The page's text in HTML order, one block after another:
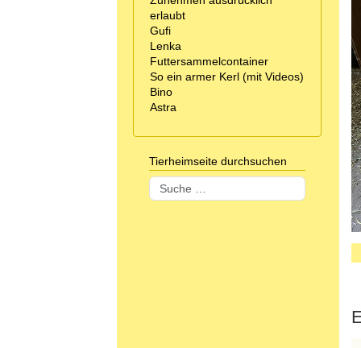
erlaubt
Gufi
Lenka
Futtersammelcontainer
So ein armer Kerl (mit Videos)
Bino
Astra
Tierheimseite durchsuchen
Suchen